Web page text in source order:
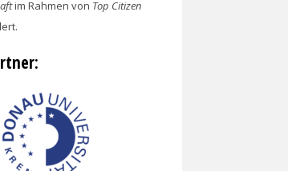
im Rahmen von Top Citizen